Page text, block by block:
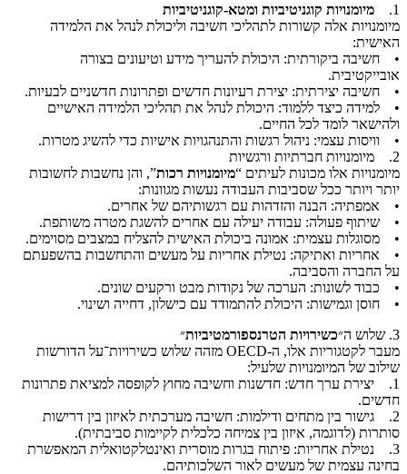
1.
מיומנויות קוגניטיביות ומטא-קוגניטיביות
מיומנויות אלה קשורות לתהליכי חשיבה וליכולת לנהל את הלמידה
האישית:
• חשיבה ביקורתית: היכולת להעריך מידע וטיעונים בצורה
אובייקטיבית.
• חשיבה יצירתית: יצירת רעיונות חדשים ופתרונות חדשניים לבעיות.
• למידה כיצד ללמוד: היכולת לנהל את תהליכי הלמידה האישיים
ולהישאר לומד לכל החיים.
• וויסות עצמי: ניהול רגשות והתנהגויות אישיות כדי להשיג מטרות.
2. מיומנויות חברתיות ורגשיות
מיומנויות אלו מכונות לעיתים “מיומנויות רכות”, והן נחשבות לחשובות
יותר ויותר ככל שסביבות העבודה נעשות מגוונות:
• אמפתיה: הבנה והזדהות עם רגשותיהם של אחרים.
• שיתוף פעולה: עבודה יעילה עם אחרים להשגת מטרה משותפת.
• מסוגלות עצמית: אמונה ביכולת האישית להצליח במצבים מסוימים.
• אחריות ואתיקה: נטילת אחריות על מעשים והתחשבות בהשפעתם
על החברה והסביבה.
• כבוד לשונות: הערכה של נקודות מבט ורקעים שונים.
• חוסן וגמישות: היכולת להתמודד עם כישלון, דחייה ושינוי.
3. שלוש ה״
כשירויות הטרנספורמטיביות״
מעבר לקטגוריות אלו, ה-OECD מזהה שלוש כשירויות־על הדורשות
שילוב של המיומנויות שלעיל:
1. יצירת ערך חדש: חדשנות וחשיבה מחוץ לקופסה למציאת פתרונות
חדשים.
2. גישור בין מתחים ודילמות: חשיבה מערכתית לאיזון בין דרישות
סותרות (לדוגמה, איזון בין צמיחה כלכלית לקיימות סביבתית).
3. נטילת אחריות: פיתוח בגרות מוסרית ואינטלקטואלית המאפשרת
בחינה עצמית של מעשים לאור השלכותיהם.